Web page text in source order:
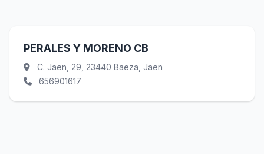
PERALES Y MORENO CB
C. Jaen, 29, 23440 Baeza, Jaen
656901617